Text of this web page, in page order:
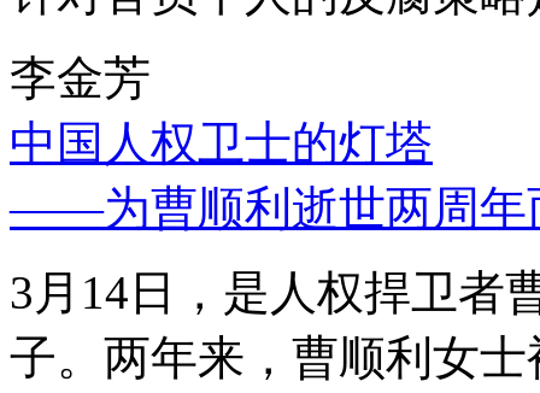
李金芳
中国人权卫士的灯塔
——为曹顺利逝世两周年
3月14日，是人权捍卫者
子。两年来，曹顺利女